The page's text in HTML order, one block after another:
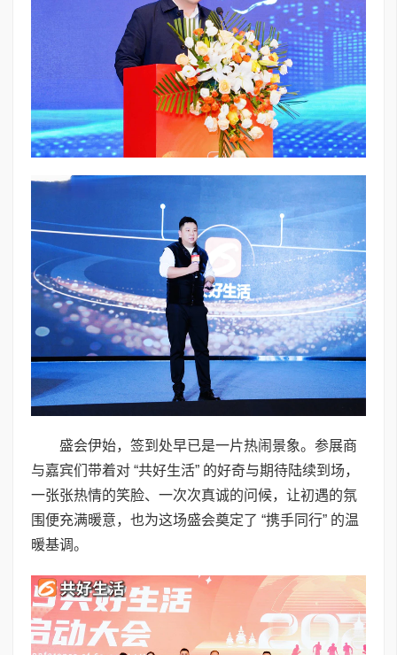
盛会伊始，签到处早已是一片热闹景象。参展商
与嘉宾们带着对 “共好生活” 的好奇与期待陆续到场，
一张张热情的笑脸、一次次真诚的问候，让初遇的氛
围便充满暖意，也为这场盛会奠定了 “携手同行” 的温
暖基调。